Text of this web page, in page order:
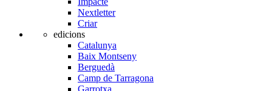
Nextletter
Criar
edicions
Catalunya
Baix Montseny
Berguedà
Camp de Tarragona
Garrotxa